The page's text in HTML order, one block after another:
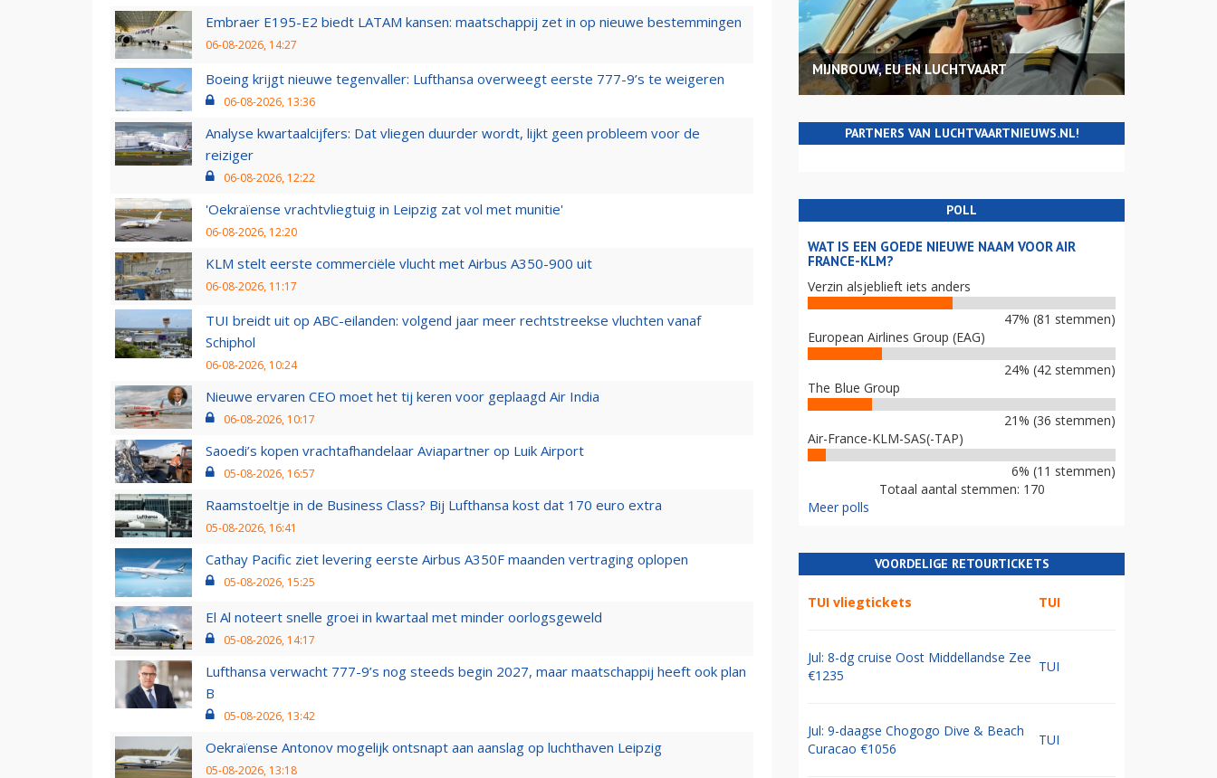
Embraer E195-E2 biedt LATAM kansen: maatschappij zet in op nieuwe bestemmingen
06-08-2026, 14:27
Boeing krijgt nieuwe tegenvaller: Lufthansa overweegt eerste 777-9’s te weigeren
06-08-2026, 13:36
Analyse kwartaalcijfers: Dat vliegen duurder wordt, lijkt geen probleem voor de
reiziger
06-08-2026, 12:22
'Oekraïense vrachtvliegtuig in Leipzig zat vol met munitie'
06-08-2026, 12:20
KLM stelt eerste commerciële vlucht met Airbus A350-900 uit
06-08-2026, 11:17
TUI breidt uit op ABC-eilanden: volgend jaar meer rechtstreekse vluchten vanaf
Schiphol
06-08-2026, 10:24
Nieuwe ervaren CEO moet het tij keren voor geplaagd Air India
06-08-2026, 10:17
Saoedi’s kopen vrachtafhandelaar Aviapartner op Luik Airport
05-08-2026, 16:57
Raamstoeltje in de Business Class? Bij Lufthansa kost dat 170 euro extra
05-08-2026, 16:41
Cathay Pacific ziet levering eerste Airbus A350F maanden vertraging oplopen
05-08-2026, 15:25
El Al noteert snelle groei in kwartaal met minder oorlogsgeweld
05-08-2026, 14:17
Lufthansa verwacht 777-9’s nog steeds begin 2027, maar maatschappij heeft ook plan
B
05-08-2026, 13:42
Oekraïense Antonov mogelijk ontsnapt aan aanslag op luchthaven Leipzig
05-08-2026, 13:18
MIJNBOUW, EU EN LUCHTVAART
PARTNERS VAN LUCHTVAARTNIEUWS.NL!
POLL
WAT IS EEN GOEDE NIEUWE NAAM VOOR AIR
FRANCE-KLM?
Verzin alsjeblieft iets anders
47% (81 stemmen)
European Airlines Group (EAG)
24% (42 stemmen)
The Blue Group
21% (36 stemmen)
Air-France-KLM-SAS(-TAP)
6% (11 stemmen)
Totaal aantal stemmen: 170
Meer polls
VOORDELIGE RETOURTICKETS
TUI vliegtickets TUI
Jul: 8-dg cruise Oost Middellandse Zee
€1235
TUI
Jul: 9-daagse Chogogo Dive & Beach
Curacao €1056
TUI